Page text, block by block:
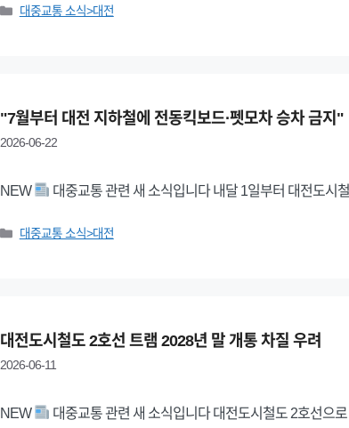
Categories
대중교통 소식>대전
"7월부터 대전 지하철에 전동킥보드·펫모차 승차 금지"
2026-06-22
NEW 대중교통 관련 새 소식입니다 내달 1일부터 대전도
Categories
대중교통 소식>대전
대전도시철도 2호선 트램 2028년 말 개통 차질 우려
2026-06-11
NEW 대중교통 관련 새 소식입니다 대전도시철도 2호선으